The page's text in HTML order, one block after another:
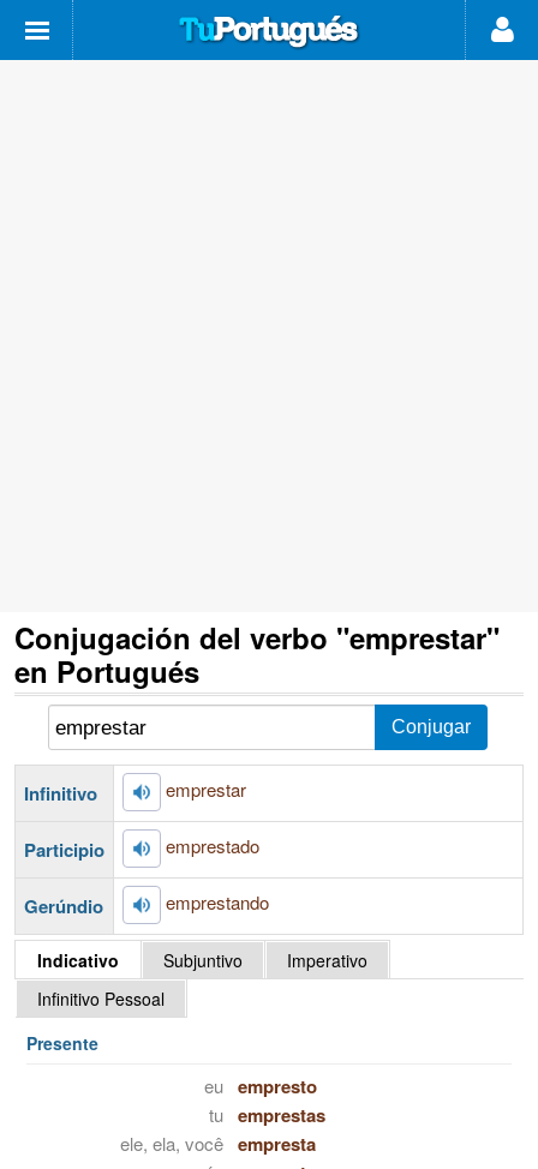
Conjugación del verbo "emprestar"
en Portugués
Infinitivo emprestar
Participio emprestado
Gerúndio emprestando
Indicativo Subjuntivo
Imperativo
Infinitivo Pessoal
Presente
eu empresto
tu emprestas
ele, ela, você empresta